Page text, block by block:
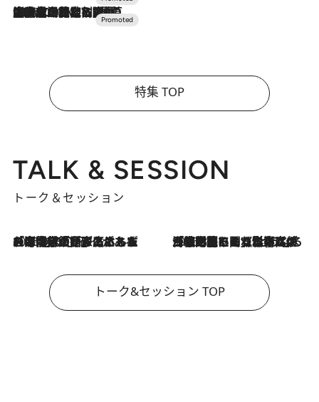
2026.7.10
NEW OPEN！【界 草津】名湯の地に誕生。趣の異なる2種の温泉と上州ならではの会席・蕎麦割烹など美食を味わう究極の癒やし旅
特集 TOP
TALK & SESSION
トーク＆セッション
2026.8.3
「今後値上げがあるとすれば…」「リスクがあるのは今年の冬」エネルギー専門家が語る、ホルムズ海峡封鎖が家庭にもたらす“ある心配” 2026.8.3
「住宅建てられない…」「サーチャージ料の高値が続いている」ホルムズ海峡封鎖による影響はいつまで続く？《エネルギー専門家に聞く“どうなる日本の暮らし”》
トーク&セッション TOP